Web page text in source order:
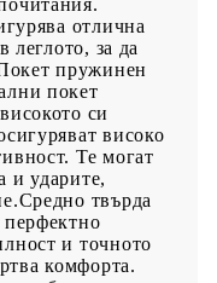
отлична
леглото, за да
пружинен
покет
си
високо
Те могат
и ударите,
твърда
и точното
комфорта.